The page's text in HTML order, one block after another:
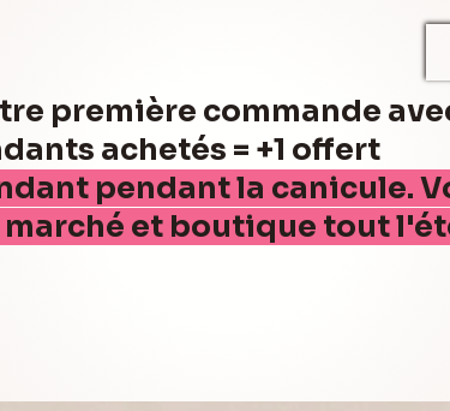
première commande
achetés = +1 offert
pendant la canicule.
et boutique tout